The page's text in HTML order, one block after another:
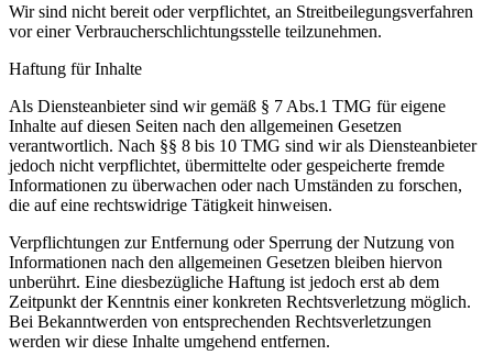
Wir sind nicht bereit oder verpflichtet, an Streitbeilegungsverfahren
vor einer Verbraucherschlichtungsstelle teilzunehmen.
Haftung für Inhalte
Als Diensteanbieter sind wir gemäß § 7 Abs.1 TMG für eigene
Inhalte auf diesen Seiten nach den allgemeinen Gesetzen
verantwortlich. Nach §§ 8 bis 10 TMG sind wir als Diensteanbieter
jedoch nicht verpflichtet, übermittelte oder gespeicherte fremde
Informationen zu überwachen oder nach Umständen zu forschen,
die auf eine rechtswidrige Tätigkeit hinweisen.
Verpflichtungen zur Entfernung oder Sperrung der Nutzung von
Informationen nach den allgemeinen Gesetzen bleiben hiervon
unberührt. Eine diesbezügliche Haftung ist jedoch erst ab dem
Zeitpunkt der Kenntnis einer konkreten Rechtsverletzung möglich.
Bei Bekanntwerden von entsprechenden Rechtsverletzungen
werden wir diese Inhalte umgehend entfernen.